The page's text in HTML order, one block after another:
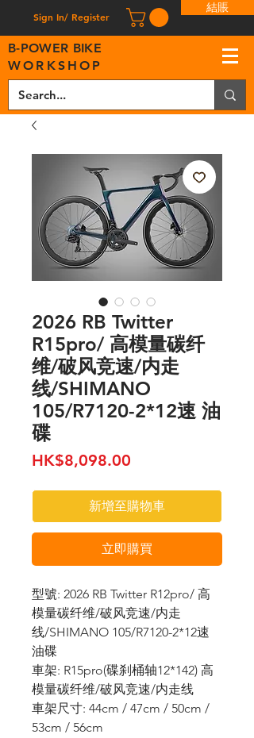
Sign In/ Register
結賬
B-POWER BIKE
WORKSHOP
2026 RB Twitter
R15pro/ 高模量碳纤
维/破风竞速/内走
线/SHIMANO
105/R7120-2*12速 油
碟
HK$8,098.00
新增至購物車
立即購買
型號: 2026 RB Twitter R12pro/ 高
模量碳纤维/破风竞速/内走
线/SHIMANO 105/R7120-2*12速
油碟
車架: R15pro(碟刹桶轴12*142) 高
模量碳纤维/破风竞速/内走线
車架尺寸: 44cm / 47cm / 50cm /
53cm / 56cm